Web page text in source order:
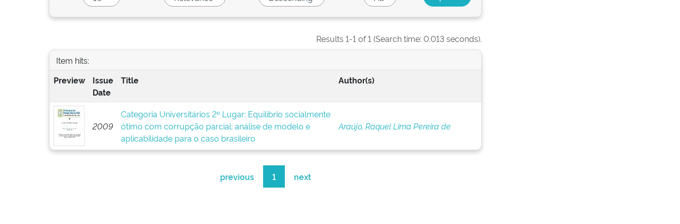
Results 1-1 of 1 (Search time: 0.013 seconds).
Item hits:
Preview
Issue
Date
Title Author(s)
2009
Categoria Universitários 2º Lugar: Equilíbrio socialmente
ótimo com corrupção parcial: análise de modelo e
aplicabilidade para o caso brasileiro
Araújo, Raquel Lima Pereira de
previous 1 next